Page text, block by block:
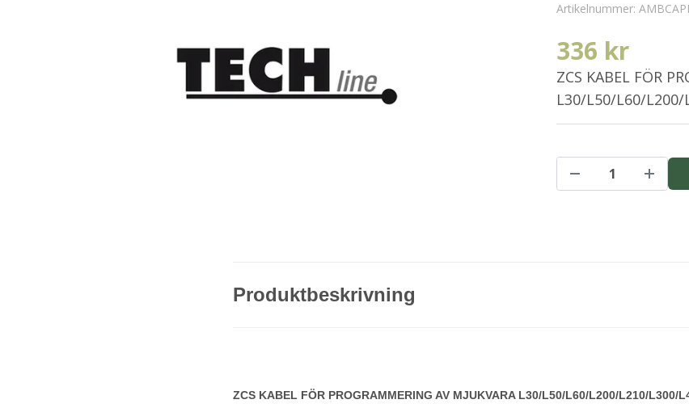
Artikelnummer:
336 kr
ZCS KABEL FÖR
L30/L50/L60/
Produktbeskrivning
ZCS KABEL FÖR PROGRAMMERING AV MJUKVARA L30/L50/L60/L200/L210/L300/